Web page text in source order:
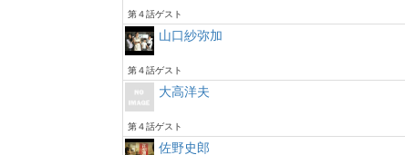
第４話ゲスト
山口紗弥加
第４話ゲスト
大高洋夫
第４話ゲスト
佐野史郎